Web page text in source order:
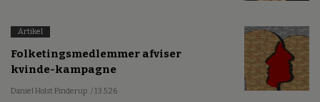
Artikel
Folketingsmedlemmer afviser
kvinde-kampagne
Daniel Holst Pinderup / 13.5.26